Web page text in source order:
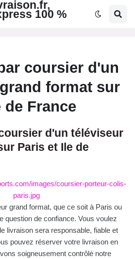
100 %
coursier d'un
format sur
de France
d'un téléviseur
Paris et Ile de
grand format, que ce soit à Paris ou
question de confiance. Vous voulez
livraison sera responsable, fiable et
pouvez réserver votre livraison en
soigneusement contrôlé notre